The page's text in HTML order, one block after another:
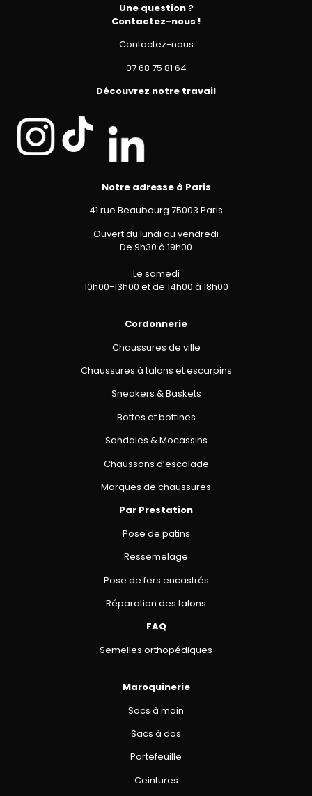
Une question ?
Contactez-nous !
Contactez-nous
07 68 75 81 64
Découvrez notre travail
Notre adresse à Paris
41 rue Beaubourg 75003 Paris
Ouvert du lundi au vendredi
De 9h30 à 19h00
Le samedi
10h00-13h00 et de 14h00 à 18h00
Cordonnerie
Chaussures de ville
Chaussures à talons et escarpins
Sneakers & Baskets
Bottes et bottines
Sandales & Mocassins
Chaussons d’escalade
Marques de chaussures
Par Prestation
Pose de patins
Ressemelage
Pose de fers encastrés
Réparation des talons
FAQ
Semelles orthopédiques
Maroquinerie
Sacs à main
Sacs à dos
Portefeuille
Ceintures